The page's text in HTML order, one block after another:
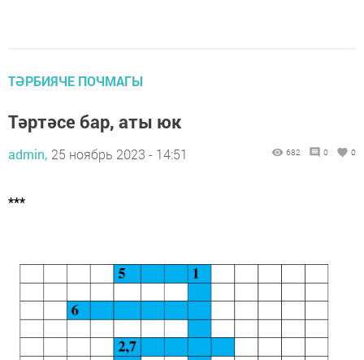
ТӘРБИЯЧЕ ПОЧМАГЫ
Тәртәсе бар, аты юк
admin, 25 ноябрь 2023 - 14:51 682 0 0
***